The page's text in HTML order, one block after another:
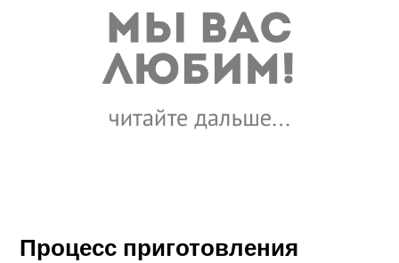
Процесс приготовления